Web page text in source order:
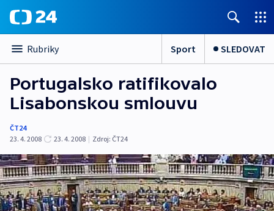
Rubriky Sport SLEDOVAT
Portugalsko ratifikovalo
Lisabonskou smlouvu
ČT24
23. 4. 2008
23. 4. 2008 | Zdroj: ČT24